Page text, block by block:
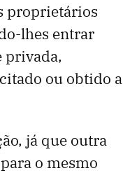
proprietários
lhes entrar
privada,
ou obtido a
já que outra
o mesmo